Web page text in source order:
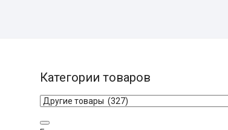
Категории товаров